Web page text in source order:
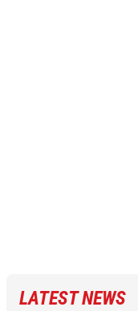
LATEST NEWS